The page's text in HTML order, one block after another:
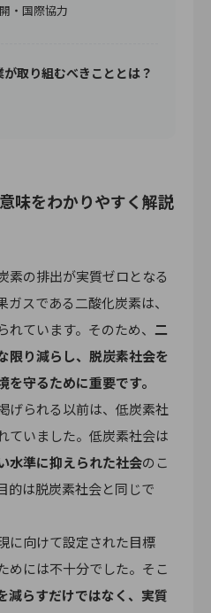
・国際協力
取り組むべきこととは？
味をわかりやすく解説
素の排出が実質ゼロとなる
スである二酸化炭素は、
ています。そのため、 二
限り減らし、脱炭素社会を
守るために重要です。
げられる以前は、低炭素社
ていました。低炭素社会は
水準に抑えられた社会のこ
的は脱炭素社会と同じで
に向けて設定された目標
めには不十分でした。そこ
減らすだけではなく、実質